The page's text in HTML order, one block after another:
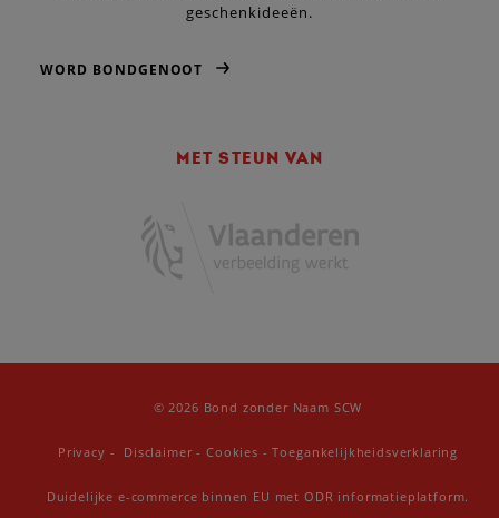
geschenkideeën.
WORD BONDGENOOT
MET STEUN VAN
© 2026 Bond zonder Naam SCW
Privacy - Disclaimer-Cookies -Toegankelijkheidsverklaring
Duidelijke e-commerce binnen EU met ODR informatieplatform.